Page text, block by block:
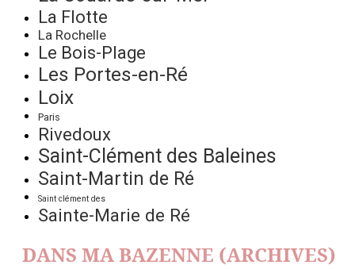
La Flotte
La Rochelle
Le Bois-Plage
Les Portes-en-Ré
Loix
Paris
Rivedoux
Saint-Clément des Baleines
Saint-Martin de Ré
Saint clément des
Sainte-Marie de Ré
DANS MA BAZENNE (ARCHIVES)